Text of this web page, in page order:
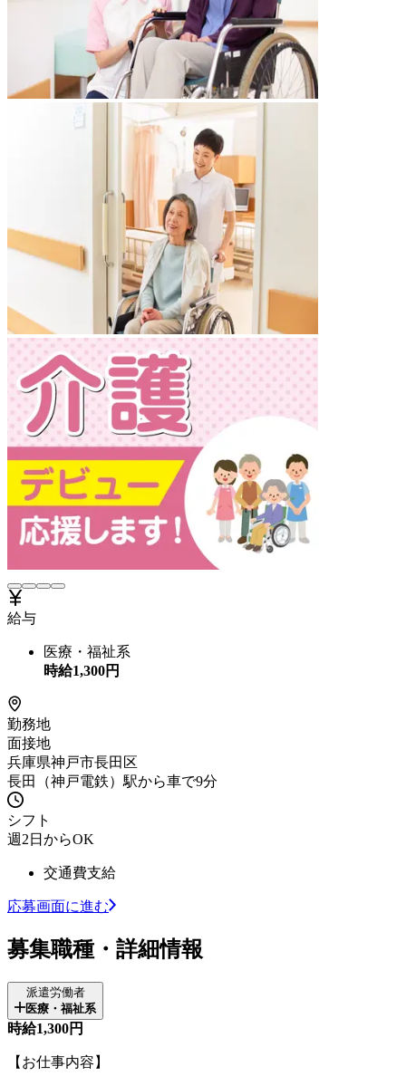
給与
医療・福祉系
時給1,300円
勤務地
面接地
兵庫県神戸市長田区
長田（神戸電鉄）駅から車で9分
シフト
週2日からOK
交通費支給
応募画面に進む
募集職種・詳細情報
派遣労働者
医療・福祉系
時給1,300円
【お仕事内容】